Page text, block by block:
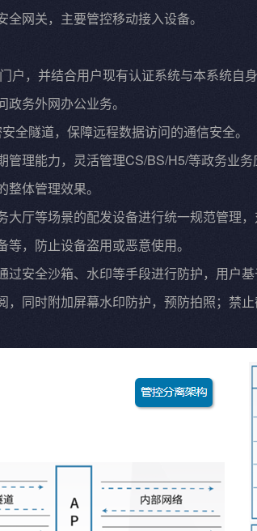
网关，主要管控移动接入设备。
户，并结合用户现有认证系统与本系统自
务外网办公业务。
全隧道，保障远程数据访问的通信安全。
理能力，灵活管理CS/BS/H5/等政务业
体管理效果。
厅等场景的配发设备进行统一规范管理
，防止设备盗用或恶意使用。
安全沙箱、水印等手段进行防护，用户
同时附加屏幕水印防护，预防拍照；禁止